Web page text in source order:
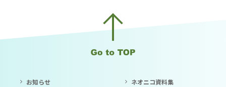
お知らせ
ネオニコ資料集